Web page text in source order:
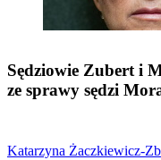
Sędziowie Zubert i
ze sprawy sędzi
Katarzyna Żaczkiewicz-